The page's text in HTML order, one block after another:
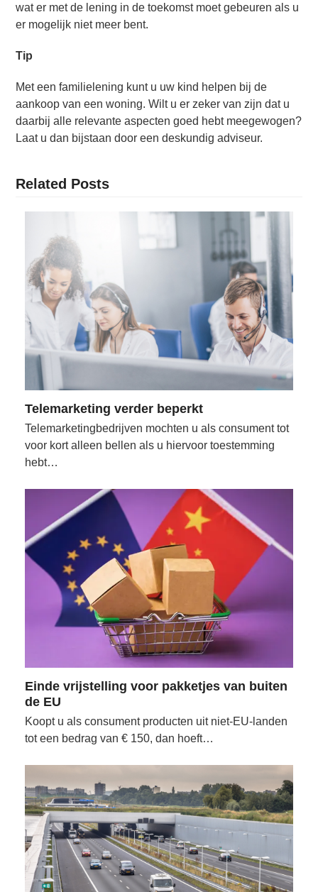
wat er met de lening in de toekomst moet gebeuren als u
er mogelijk niet meer bent.
Tip
Met een familielening kunt u uw kind helpen bij de
aankoop van een woning. Wilt u er zeker van zijn dat u
daarbij alle relevante aspecten goed hebt meegewogen?
Laat u dan bijstaan door een deskundig adviseur.
Related Posts
Telemarketing verder beperkt
Telemarketingbedrijven mochten u als consument tot
voor kort alleen bellen als u hiervoor toestemming
hebt…
Einde vrijstelling voor pakketjes van buiten
de EU
Koopt u als consument producten uit niet-EU-landen
tot een bedrag van € 150, dan hoeft…